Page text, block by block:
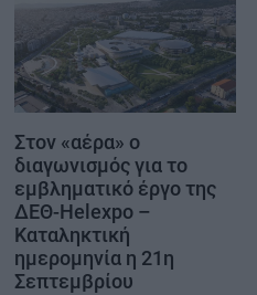
Στον «αέρα» ο
διαγωνισμός για το
εμβληματικό έργο της
ΔΕΘ-Helexpo –
Καταληκτική
ημερομηνία η 21η
Σεπτεμβρίου